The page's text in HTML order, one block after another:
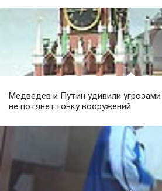
Медведев и Путин удивили
не потянет гонку вооружений